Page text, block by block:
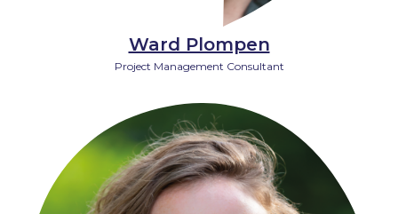
Ward Plompen
Project Management Consultant